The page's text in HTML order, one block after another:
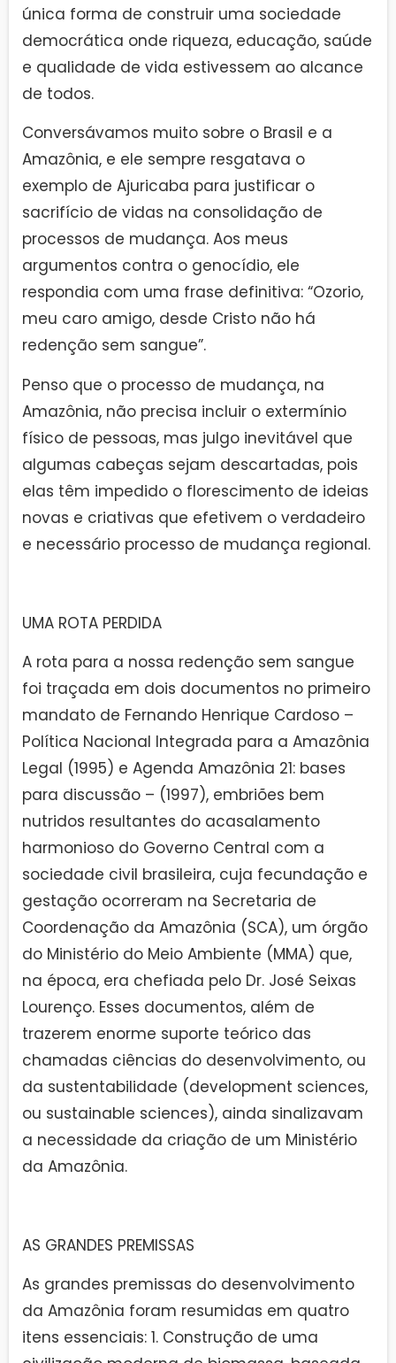
única forma de construir uma sociedade
democrática onde riqueza, educação, saúde
e qualidade de vida estivessem ao alcance
de todos.
Conversávamos muito sobre o Brasil e a
Amazônia, e ele sempre resgatava o
exemplo de Ajuricaba para justificar o
sacrifício de vidas na consolidação de
processos de mudança. Aos meus
argumentos contra o genocídio, ele
respondia com uma frase definitiva: “Ozorio,
meu caro amigo, desde Cristo não há
redenção sem sangue”.
Penso que o processo de mudança, na
Amazônia, não precisa incluir o extermínio
físico de pessoas, mas julgo inevitável que
algumas cabeças sejam descartadas, pois
elas têm impedido o florescimento de ideias
novas e criativas que efetivem o verdadeiro
e necessário processo de mudança regional.
UMA ROTA PERDIDA
A rota para a nossa redenção sem sangue
foi traçada em dois documentos no primeiro
mandato de Fernando Henrique Cardoso –
Política Nacional Integrada para a Amazônia
Legal (1995) e Agenda Amazônia 21: bases
para discussão – (1997), embriões bem
nutridos resultantes do acasalamento
harmonioso do Governo Central com a
sociedade civil brasileira, cuja fecundação e
gestação ocorreram na Secretaria de
Coordenação da Amazônia (SCA), um órgão
do Ministério do Meio Ambiente (MMA) que,
na época, era chefiada pelo Dr. José Seixas
Lourenço. Esses documentos, além de
trazerem enorme suporte teórico das
chamadas ciências do desenvolvimento, ou
da sustentabilidade (development sciences,
ou sustainable sciences), ainda sinalizavam
a necessidade da criação de um Ministério
da Amazônia.
AS GRANDES PREMISSAS
As grandes premissas do desenvolvimento
da Amazônia foram resumidas em quatro
itens essenciais: 1. Construção de uma